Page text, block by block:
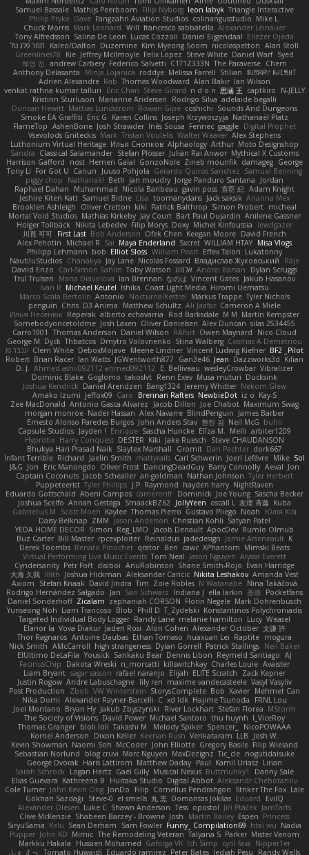
Samuel Bassale Mathijs Peerboom Filip Nyborg leon labyk Triangle Interactive
Philip Pryke Dave Fangzahn Aviation Studios colinangusstudio Mike L.
Chuck Morris Mark Leonard Will francesco sabbatella Alexander Leinauer
Tony Alfredsson Salina De Leon Lucas Cozzoli Daniel Eijgendaal Eliézer Ojeda
תמר פלג טל
Kaleo/Dalton Duzemine Kim Myeong Soom nicolaspetton Alan Stoll
Greenlines78
Kie Jeffrey McIlmoyle Felix Lopez Steve White Daniel Warf Syed
혜영 전 andrew Carbery Federico Salvetti C1T1Z333N The Paraverse Chem
Anthony Delasanta
Minja Lojanica roddye Melissa Farrell Stilian ꌃ꒒ꀎꋪꋪꌩ ꀘꈤꀤꁅꃅ꓄
Adrien Alexandre Rab Thomas Woodward Alan Bakir Ian Wilson
venkat rathna kumar talluri
Eric Chan Steve Girard n d o n 思涵 王 captkiro
N-JELLY
Kristinn Sturluson Marianne Andersen Rodrigo Silva adelaide begalli
Duncan Hewitt Mattias Lundstrom Rowan Gipe coshichi Sounds And Dungeons
Smoke EA Graffiti Eric G Karen Collins Joseph Krzywoszyja Nathanaël Platz
FlameTop AshenBone Josh Strawder Inês Sousa Fennec gaggle Digital Prophet
Vsevolods Gniteckis Mark Tristan Voulelis Walter Weaver Alex Stephens
Luthonium Virtual Heritage Илья Снопков Alphaology Arthur Moto Designshop
Sandra Classical Salamander Stefan Plösser Julian Rai Anwor Mythical X Customs
Harrison Gafford
nost Hemen Galal GonzoNole Zineb mounfik damageg George
Tony Li For Got U Canun Juuso Pohjola Gerardo Quiros Sanchez Samuel Benning
piggy chop
Nathanaël Beth jan moudry Jorge Panduro Santana
Jordan
Raphael Dahan
Muhammad Nicola Baribeau gavin poss 宣臣 紀 Adam Knight
Jeshire Kiten Katt Samuel Bidne Lisa toomanydans Jack saksik Arianna Mex
Brooklen Ashleigh
Oliver Cretton kiki Patrick Balthrop Simon Probert micheal
Mortal Void Studios Mathias Kirkeby Jay Court Bart Paul Dujardin Anilene Gassner
Holger Tollbäck
Nikita Lebedev Filip Morys Doxy Michel Kinfoussia
lewdgazer
川頁 可可 First Last Bob Anderson Ofek Chen Keegan Moore David French
Alex Pehotin
Michael R Sai Maya Enderland Sxcret WILLIAM HTAY Misa Vlogs
Philipp Lehmann bob Elliot Sloss William Peart Effex Talon Lukatonny
NautiluStudios Chanakya Jay Lane Nicolas Fossard Владислав Жуковський
Raje
Daviid Enzo
Carl-Simon Sahlin Toby Watson אלמוג Andrei Barsan
Dylan Scruggs
Trul Trulsen
Maria Diavolova Ian Brennan なのは Vincent Gates Jakub Hasanov
Ivan R Michael Keutel Ishika Coast Light Media Hiromi Uematsu
Marco Scala Bertolin Antonio NocturnalKestrel Markus Trappe Tyler Nichols
penguin Chris D3 Anima Matthew Schultz Ali Jaafar Cameron A Miele
Илья Несенюк Reperak alberto echavarria Rod Barksdale M M Martin Kempster
Somebodyoncetoldme Josh Laxen Oliver Danielsen Alex Duncan silas 2534455
Carro1001
Thomas Anderson Daniel Wilson RAfort Owen Maynard
Nico Cloud
George M. Dyck Thbatcos Dmytro Volovnenko Stina Walberg Cosmas A Demetriou
ענבר פז Clem White DeboxMojave Meene Lindner Vincent Ludwig Kiefner BF2 _Pilot
Robert Brian Racer Ian Watts JGWentworth877 Gan3e46 Jean Dazzworks3d Kilian
D. J.
Ahmed.ashii092112 ahmed092112 E. Belliveau wesleyCrowbar Vibralizer
Dominic Blake Goglomo takoslvt Renn Exev Musa muturi Ducksink
Joshua Kendrick Daniel Arendzen Bang1324 Jeremy Whitter Nekom Glew
Amako Izumi jeffox09 Caro Brennan Rafters NewbieDot iz o Kay-S
Zee MacDonald Antonio Gasca-Alvarez Jacob Dillon Joe Chabot Maximum Swag
morgan monroe Nader Hassan Alex Navarre BlindPenguin James Barber
Ernesto Alonso Paredes Burgos John Anders Stav 현진 김 Neil McG buhii
Capsule Studios Jayden ! Enrique Sascha Huncke Elīza M. Melli arbiter1209
Hyprotix Harry Conquest DESTER Kiki Jake Ruesch
Steve CHAUDANSON
Bhukya Hari Prasad Naik Slaytex Marshall Gromit Dan Pachter dork667
Infant Terrible Richard Jaelin Smith mattyrails Carl Schwerin Joeri Lefévre Mike Sol
J&G Jon Eric Manongdo Oliver Frost DancingDeadGuy Barry Connolly Aeval Jon
Captain Coconuts Jacob Schealler ari-goldman Nathan Johnson Tyler Herbert
Puppeteerist Tyler Phillips J.P. Raymond hayden harry NightRaven
Eduardo Gottschald Abeni Campos cameronfr Dominick Joe Young Sascha Becker
Joshua Scelfo Annah Gestaga SmaackBZ62 JollyYeen oscall L 友理 斉藤 Kuba
Gabrielius M
Scott Moen Kaylee Thomas Pierro Gustavo Pliego Noah
Юлія Кізі
Daisy Belknap ZMM Jason Anderson Christian Kohli Satyan Patel
YEDA HOME DECOR Simon Reg_LMO Jacob Denault ApocDev Rumlo Olmub
Buz Carter Bill Master rpcexploiter Reinaldus jadedesign Jamie Arseneault K
Derek Toombs Renato Pinochet qrator Ben cawc XPhantom Mimski Beats
Virtual Performing Live Music Events Tom Neal Jason Nguyen Alyssa Everett
Cyndersanity Petr Fořt disiboi AnuRobinson Shane Smith-Rojo Evan Harridge
大海 久我 lilith Joshua Hickman Aleksandar Caricic Nikita Leshakov Amanda Vest
Axiom
Stefan Knaak David Jindra Tim Zoie Robles N Watanabe Nina Takáčová
Rodrigo Hernández Salgado
Jan Sari Schwarz Indiana J ella larkin 基德
Pocketfans
Daniel Sonderhoff Zicalam zephaniah CORSON Florin Negele Mark Dohrenbusch
Yunseong Noh Liam Trancoso Blob Phill D T_Zydelski Konstantinos Polychroniadis
Targeted Individual Body Logger Randy Lane melanie hamilton Lucy Weasel
Elanor la Vova Diakur Jaden Rosi Alon Cohen Alexander October 文謙 許
Thor Ragnaros Antoine Daubas Ethan Tomaso huaxuan Lei Raptite mogura
Nick Smith AMcCarroll high strangeness Dylan Gorrell Patrick Stallings Neil Baker
ElUltimo DeLaFila Yousick Sankaku Bear Dennis Libon Reymeld Santiago AJ
FacinusChip
Dakota Wreski n_morcatti killswitchkay Charles Louie Avaister
Liam Bryant sagar sasson rafael naranjo Elijah ELITE Scratch
Zack Kepner
Justin Rogow Andre Labuschagne lily ren maxime vandecasteele Vasyl Vasyliv
Post Production
Zbob VW Winterstein StorysComplete Bob Xavier Mehmet Can
Nika Domi Alexander Rayner-Barcelli C xd Idk Hajime Tsunoda
FRNL Lou
Joel Montano Bryan Hy Jakub Zbyszynski River Lockhart Stefan Florea MStorm
The Society of Visions David Power Michael Santoro thu huynh I_ViceRoy
Thomas Granger bloli loli Takashi M. Melody Spiker Spencer_
NicoPOWAAA
Kornel Anderson
Dixon Keller Keenan Rush Venkataram LLB
Josh W.
Kevin Showman Naomi Soh McCoder John Elliotte Gregory Basile Filip Wieland
Sebastian Norlund
blog cruvi Marc Nguyen MaxDezignz Tic_cle nogutidaisuke
George Dvorak Haris Lattirom Matthew Daday Paul Kamil Uriasz Lirian
Sarah Schrock
Logan Hertz Gaël Gilly Musical Nexus Buttmunky1
Danny Sale
Elias Guevara Kathreena B Huitaka Studio Digital Abbot Aleksandr Chebotariov
Cole Turner John Kevin Ong JonDo Filip Cornellus Pendrahgon Striker The Fox Lale
Gökhan Sazdağı
Steve-0 el smells 丸 黒 Domantas Jokšas Eduard
EvilQ
Alexander Olesen Luke C Shawn Anderson Tess opostol Jiří Ptáček JamTarts
Clive McKenzie Shabeen Barzey - Browne Josh Martin Bailey Espen Princess
SiryuSama Kelu Sean Derham Sam Fowler Funny_ Compilation69 htai wu Nadia
Pupper John KD Mimic The Remodeling Veteran Talyana S Parker Mister Venom
Markku Hakala
Hussien Mohamed Gaforga VK Ich Simp cyril faia
Nipper1er
ふぇ えっ Tomato Huwaidi Eduardo ramirez Peter Bates Jediah Pesu Randy Wells